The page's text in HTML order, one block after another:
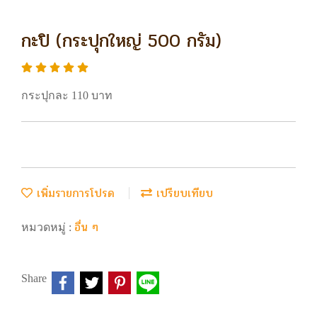
กะปิ (กระปุกใหญ่ 500 กรัม)
กระปุกละ 110 บาท
เพิ่มรายการโปรด เปรียบเทียบ
หมวดหมู่ : อื่น ๆ
Share